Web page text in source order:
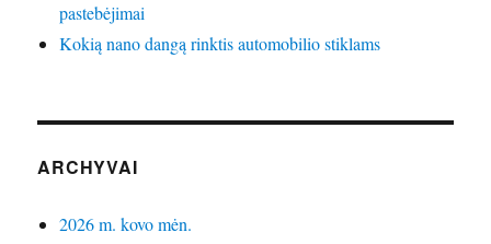
pastebėjimai
Kokią nano dangą rinktis automobilio stiklams
ARCHYVAI
2026 m. kovo mėn.